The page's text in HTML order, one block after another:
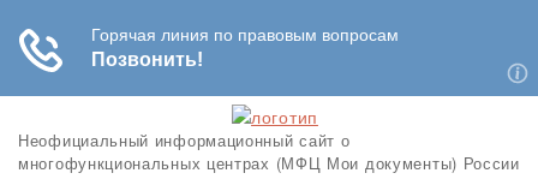
Неофициальный информационный сайт о
многофункциональных центрах (МФЦ Мои документы) России